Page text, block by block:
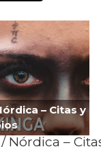
– Citas y
Nórdica –